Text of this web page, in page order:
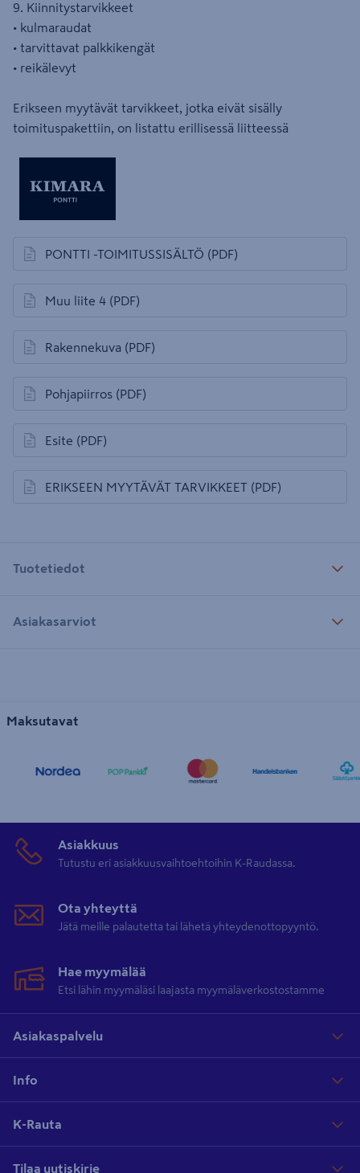
9. Kiinnitystarvikkeet
• kulmaraudat
• tarvittavat palkkikengät
• reikälevyt
Erikseen myytävät tarvikkeet, jotka eivät sisälly
toimituspakettiin, on listattu erillisessä liitteessä
PONTTI -TOIMITUSSISÄLTÖ (PDF)
avautuu uuteen välilehteen
Muu liite 4 (PDF)
avautuu uuteen välilehteen
Rakennekuva (PDF)
avautuu uuteen välilehteen
Pohjapiirros (PDF)
avautuu uuteen välilehteen
Esite (PDF)
avautuu uuteen välilehteen
ERIKSEEN MYYTÄVÄT TARVIKKEET (PDF)
avautuu uuteen välilehteen
Tuotetiedot
Asiakasarviot
Maksutavat
Asiakkuus
Tutustu eri asiakkuusvaihtoehtoihin K-Raudassa.
Ota yhteyttä
Jätä meille palautetta tai lähetä yhteydenottopyyntö.
Hae myymälää
Etsi lähin myymäläsi laajasta myymäläverkostostamme
Asiakaspalvelu
Info
K-Rauta
Tilaa uutiskirje